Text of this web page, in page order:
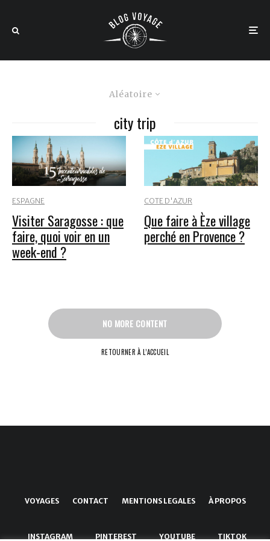
Aléatoire
city trip
ESPAGNE
Visiter Saragosse : que
faire, quoi voir en un
week-end ?
COTE D'AZUR
Que faire à Èze village
perché en Provence ?
NO MORE CONTENT
RETOURNER À L’ACCUEIL
VOYAGES CONTACT MENTIONS LEGALES À PROPOS
INSTAGRAM PINTEREST YOUTUBE TIKTOK